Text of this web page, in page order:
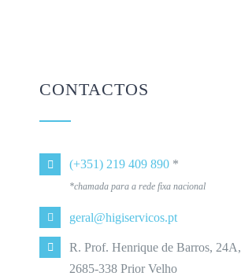
CONTACTOS
(+351) 219 409 890 *
*chamada para a rede fixa nacional
geral@higiservicos.pt
R. Prof. Henrique de Barros, 24A,
2685-338 Prior Velho